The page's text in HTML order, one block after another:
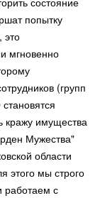
попытку
это
мгновенно
(групп
кражу имущества
Мужества"
области
этого мы строго
работаем с